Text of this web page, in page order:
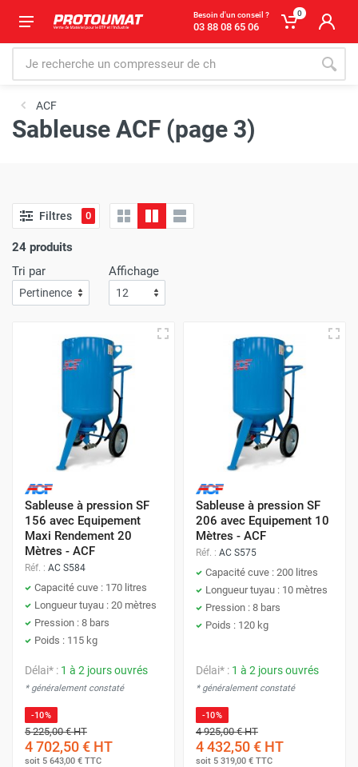
Besoin d'un conseil ?
03 88 08 65 06
0
ACF
Sableuse ACF (page 3)
Filtres 0
24 produits
Tri par
Affichage
Sableuse à pression SF
156 avec Equipement
Maxi Rendement 20
Mètres - ACF
Réf. : AC S584
Capacité cuve : 170 litres
Longueur tuyau : 20 mètres
Pression : 8 bars
Poids : 115 kg
Délai* : 1 à 2 jours ouvrés
* généralement constaté
-10%
5 225,00 €HT
4 702,50 € HT
soit 5 643,00 € TTC
Sableuse à pression SF
206 avec Equipement 10
Mètres - ACF
Réf. : AC S575
Capacité cuve : 200 litres
Longueur tuyau : 10 mètres
Pression : 8 bars
Poids : 120 kg
Délai* : 1 à 2 jours ouvrés
* généralement constaté
-10%
4 925,00 €HT
4 432,50 € HT
soit 5 319,00 € TTC